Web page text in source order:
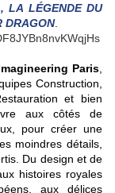
LA LÉGENDE DU
DRAGON.
Paris
Construction,
et bien
aux côtés de
pour créer une
moindres détails,
Du design et de
histoires royales
aux délices